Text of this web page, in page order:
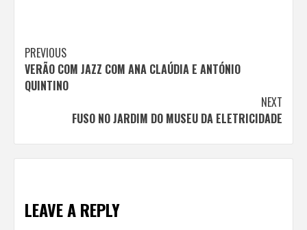
Continue
Reading
PREVIOUS
VERÃO COM JAZZ COM ANA CLAÚDIA E ANTÓNIO
QUINTINO
NEXT
FUSO NO JARDIM DO MUSEU DA ELETRICIDADE
LEAVE A REPLY